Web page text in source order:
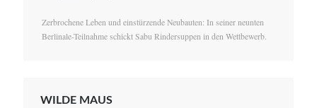
Zerbrochene Leben und einstürzende Neubauten: In seiner neunten
Berlinale-Teilnahme schickt Sabu Rindersuppen in den Wettbewerb.
WILDE MAUS